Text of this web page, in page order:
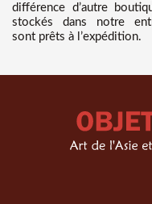
différence d’autre
stockés dans notre
sont prêts à l’expédition.